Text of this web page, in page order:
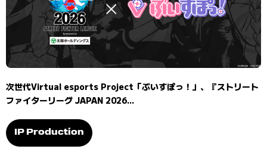
次世代Virtual esports Project「ぶいすぽっ！」、『ストリート
ファイターリーグ JAPAN 2026...
IP Production